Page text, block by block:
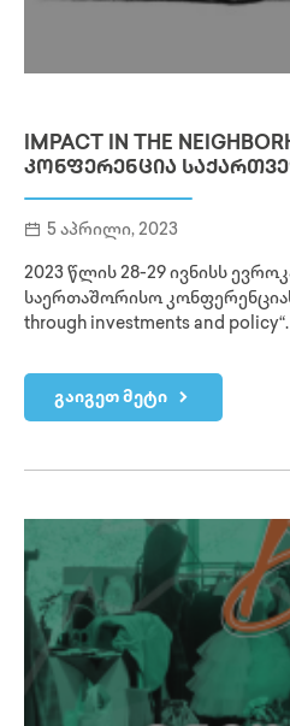
IMPACT IN THE
ᲙᲝᲜᲤᲔᲠᲔᲜᲪᲘᲐ
5 აპრილი, 2023
2023 წლის 28-29 ივნისს
საერთაშორისო კონფერენციას
through investments and policy“.
გაიგეთ მეტი